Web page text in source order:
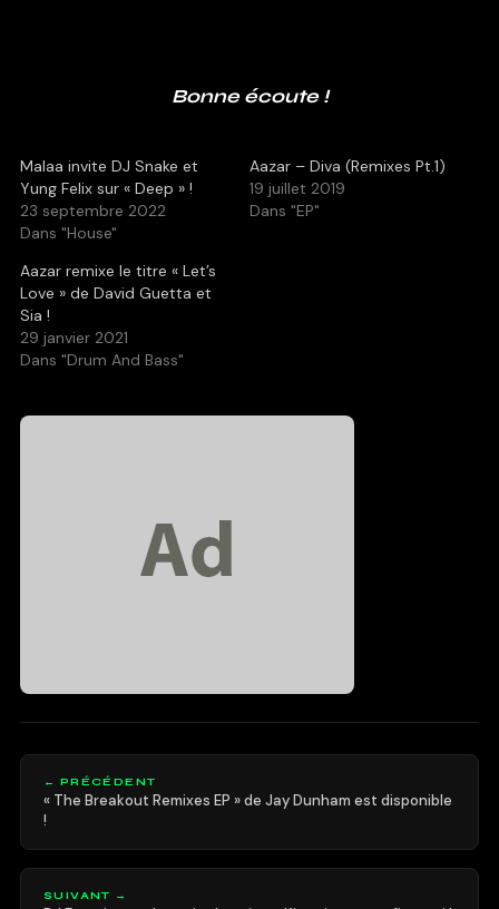
Bonne écoute !
Malaa invite DJ Snake et
Yung Felix sur « Deep » !
23 septembre 2022
Dans "House"
Aazar – Diva (Remixes Pt.1)
19 juillet 2019
Dans "EP"
Aazar remixe le titre « Let’s
Love » de David Guetta et
Sia !
29 janvier 2021
Dans "Drum And Bass"
← PRÉCÉDENT
« The Breakout Remixes EP » de Jay Dunham est disponible
!
SUIVANT →